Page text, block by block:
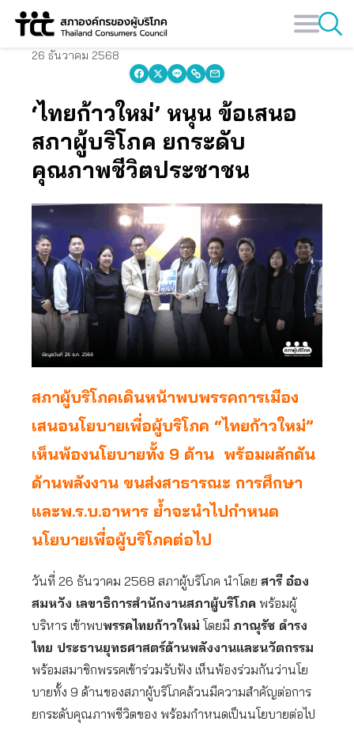
Skip
26 ธันวาคม 2568
‘ไทยก้าวใหม่’ หนุน ข้อเสนอ
สภาผู้บริโภค ยกระดับ
คุณภาพชีวิตประชาชน
สภาผู้บริโภคเดินหน้าพบพรรคการเมือง
เสนอนโยบายเพื่อผู้บริโภค “ไทยก้าวใหม่”
เห็นพ้องนโยบายทั้ง 9 ด้าน พร้อมผลักดัน
ด้านพลังงาน ขนส่งสาธารณะ การศึกษา
และพ.ร.บ.อาหาร ย้ำจะนำไปกำหนด
นโยบายเพื่อผู้บริโภคต่อไป
วันที่ 26 ธันวาคม 2568 สภาผู้บริโภค นำโดย สารี อ๋อง
สมหวัง เลขาธิการสำนักงานสภาผู้บริโภค พร้อมผู้
บริหาร เข้าพบพรรคไทยก้าวใหม่ โดยมี ภาณุรัช ดำรง
ไทย ประธานยุทธศาสตร์ด้านพลังงานและนวัตกรรม
พร้อมสมาชิกพรรคเข้าร่วมรับฟัง เห็นพ้องร่วมกันว่านโย
บายทั้ง 9 ด้านของสภาผู้บริโภคล้วนมีความสำคัญต่อการ
ยกระดับคุณภาพชีวิตของ พร้อมกำหนดเป็นนโยบายต่อไป